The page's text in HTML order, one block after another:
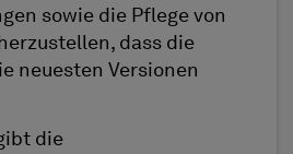
sowie die Pflege von
dass die
neuesten Versionen
die